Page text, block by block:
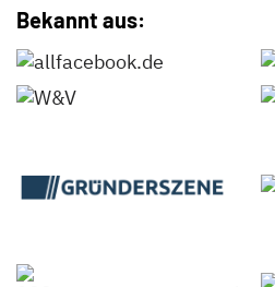
Bekannt aus: